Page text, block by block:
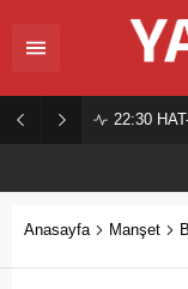
22:30
Anasayfa Manşet